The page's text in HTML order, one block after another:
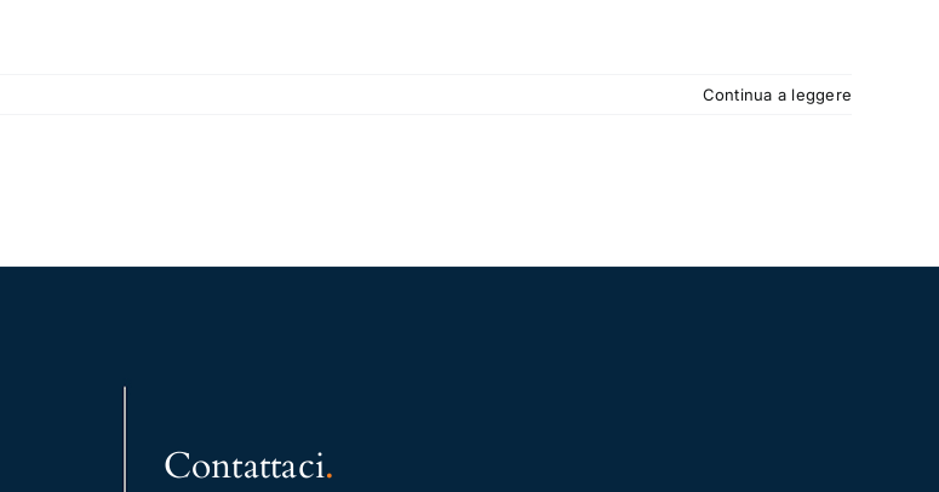
Continua a leggere
Contattaci.